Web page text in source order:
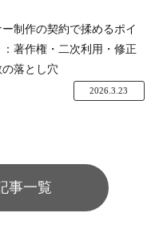
制作の契約で揉めるポイ
：著作権・二次利用・修正
の落とし穴
2026.3.23
事一覧